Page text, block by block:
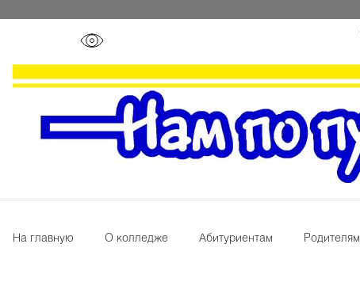
На главную О колледже Абитуриентам Родителям